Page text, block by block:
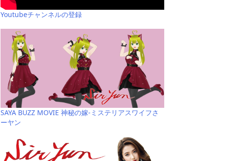
Youtubeチャンネルの登録
SAYA BUZZ MOVIE 神秘の嫁-ミステリアスワイフさ
ーヤン